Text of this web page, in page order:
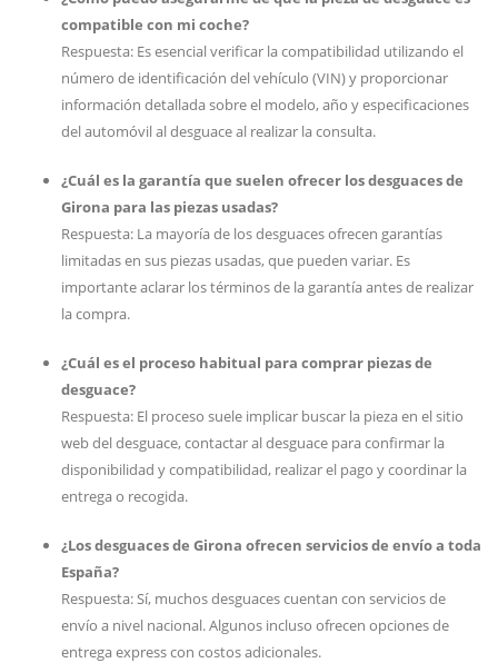
compatible con mi coche?
Respuesta: Es esencial verificar la compatibilidad utilizando el
número de identificación del vehículo (VIN) y proporcionar
información detallada sobre el modelo, año y especificaciones
del automóvil al desguace al realizar la consulta.
¿Cuál es la garantía que suelen ofrecer los desguaces de
Girona para las piezas usadas?
Respuesta: La mayoría de los desguaces ofrecen garantías
limitadas en sus piezas usadas, que pueden variar. Es
importante aclarar los términos de la garantía antes de realizar
la compra.
¿Cuál es el proceso habitual para comprar piezas de
desguace?
Respuesta: El proceso suele implicar buscar la pieza en el sitio
web del desguace, contactar al desguace para confirmar la
disponibilidad y compatibilidad, realizar el pago y coordinar la
entrega o recogida.
¿Los desguaces de Girona ofrecen servicios de envío a toda
España?
Respuesta: Sí, muchos desguaces cuentan con servicios de
envío a nivel nacional. Algunos incluso ofrecen opciones de
entrega express con costos adicionales.